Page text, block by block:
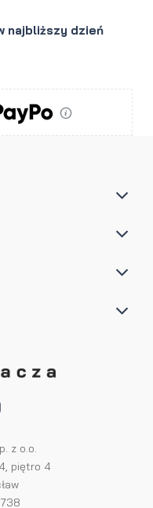
najbliższy dzień
z o.o.
piętro 4